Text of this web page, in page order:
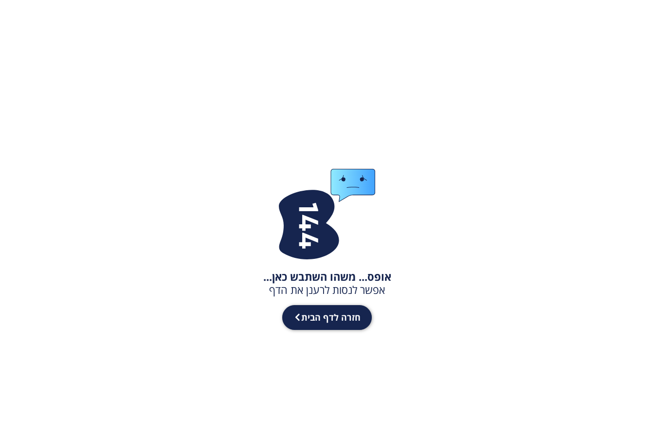
אופס... משהו השתבש כאן...
אפשר לנסות לרענן את הדף
חזרה לדף הבית